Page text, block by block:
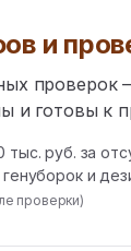
и
проверок
и готовы к
руб. за
и
проверки)